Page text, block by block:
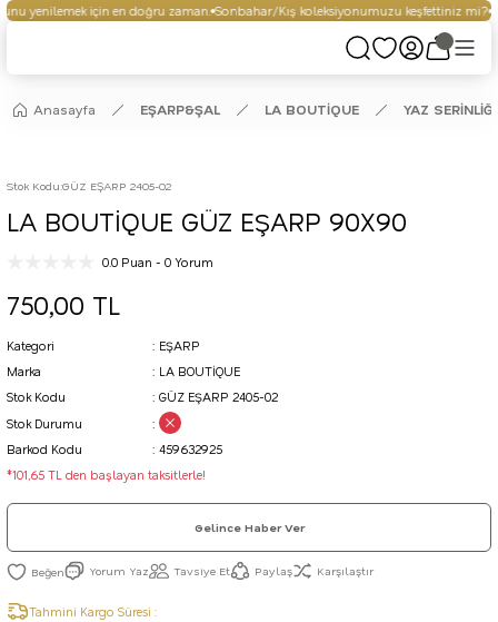
yenilemek için en doğru zaman. Sonbahar/Kış koleksiyonumuzu keşfettiniz mi?
Anasayfa EŞARP&ŞAL LA BOUTİQUE YAZ
Stok Kodu:GÜZ EŞARP 2405-02
LA BOUTİQUE GÜZ EŞARP 90X90
0.0 Puan - 0 Yorum
750,00 TL
Kategori
EŞARP
Marka
LA BOUTİQUE
Stok Kodu
GÜZ EŞARP 2405-02
Stok Durumu
Barkod Kodu
459632925
*101,65 TL den başlayan taksitlerle!
Gelince Haber Ver
Yorum Yaz Tavsiye Et Paylaş Karşılaştır
Tahmini Kargo Süresi :